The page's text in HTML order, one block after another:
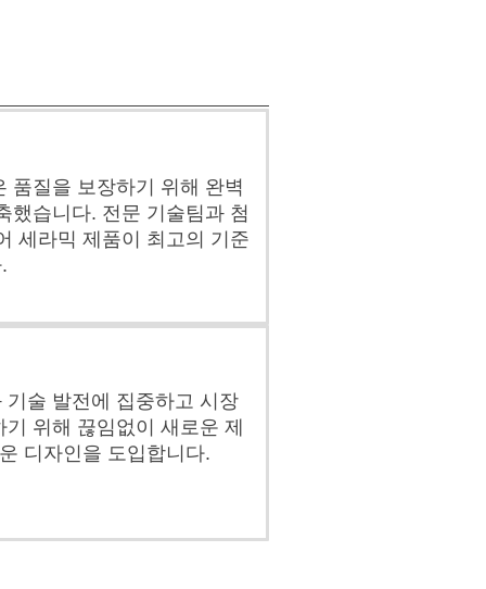
품질을 보장하기 위해 완벽
했습니다. 전문 기술팀과 첨
세라믹 제품이 최고의 기준
술 발전에 집중하고 시장
위해 끊임없이 새로운 제
디자인을 도입합니다.